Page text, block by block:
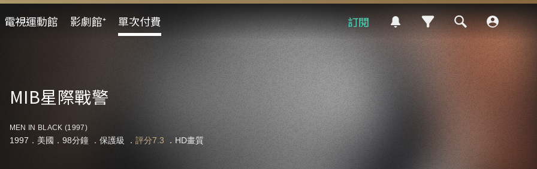
電視運動館 影劇館⁺ 單次付費 訂閱
MIB星際戰警
MEN IN BLACK (1997)
1997．美國．98分鐘 ． 保護級 ． 評分7.3 ．HD畫質